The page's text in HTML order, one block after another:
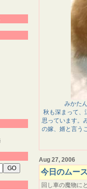
みかた
秋も深まって、
思っています。
の嫁、婿と言う
Aug 27, 2006
今日のムー
回し車の魔物に